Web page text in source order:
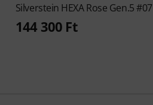
Silverstein HEXA Rose Gen.5 #07
144 300 Ft